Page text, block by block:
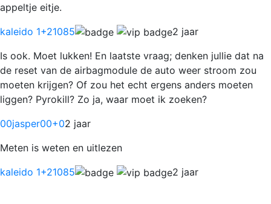
appeltje eitje.
kaleido 1+21085
2 jaar
Is ook. Moet lukken! En laatste vraag; denken jullie dat na
de reset van de airbagmodule de auto weer stroom zou
moeten krijgen? Of zou het echt ergens anders moeten
liggen? Pyrokill? Zo ja, waar moet ik zoeken?
00jasper00+02 jaar
Meten is weten en uitlezen
kaleido 1+21085 2 jaar